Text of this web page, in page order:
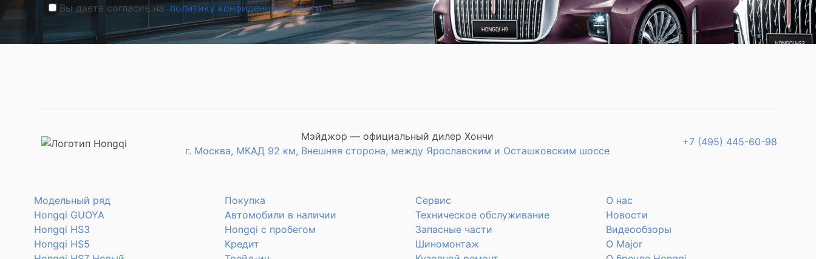
Вы даете согласие наполитику конфиденциальности
Мэйджор — официальный дилер Хончи
г. Москва, МКАД 92 км, Внешняя сторона, между Ярославским и Осташковским шоссе
+7 (495) 445-60-98
Модельный ряд
Hongqi GUOYA
Hongqi HS3
Hongqi HS5
Покупка
Автомобили в наличии
Hongqi с пробегом
Кредит
Сервис
Техническое обслуживание
Запасные части
Шиномонтаж
О нас
Новости
Видеообзоры
О Major